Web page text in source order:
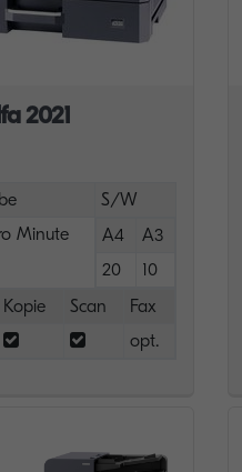
2021
S/W
Minute
A4
A3
20
10
Kopie Scan
Fax
opt.